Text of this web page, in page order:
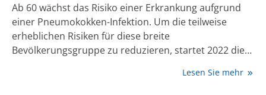
Ab 60 wächst das Risiko einer Erkrankung aufgrund
einer Pneumokokken-Infektion. Um die teilweise
erheblichen Risiken für diese breite
Bevölkerungsgruppe zu reduzieren, startet 2022 die
diese Altersgruppe zu sensibilisieren und zurLesen Sie mehr